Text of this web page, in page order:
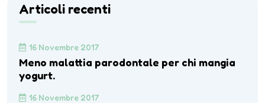
Articoli recenti
16 Novembre 2017
Meno malattia parodontale per chi mangia
yogurt.
16 Novembre 2017